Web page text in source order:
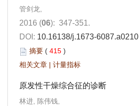
管剑龙,
2016 (06): 347-351.
DOI: 10.16138/j.1673-6087.a0210
摘要 ( 415 )
相关文章 | 计量指标
原发性干燥综合征的诊断
林进, 陈伟钱,